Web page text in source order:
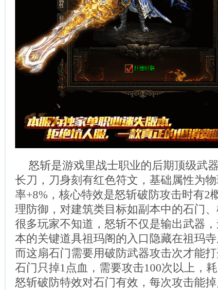
怒斩是游戏里战士职业的后期顶级武
长刀，刀身刻有红色符文，基础属性为
率+8%，核心特效是怒斩破防攻击时有2
理防御，对建筑类目标如副本中的石门
很多玩家不知道，怒斩不仅是输出武器
本的关键道具祖玛阁的入口隐藏在祖玛
而这扇石门需要用破防武器攻击次才能
石门只掉1点血，需要攻击100次以上，
怒斩破防特效对石门有效，每次攻击能